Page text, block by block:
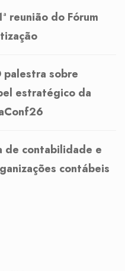
reunião do Fórum
palestra sobre
estratégico da
de contabilidade e
contábeis